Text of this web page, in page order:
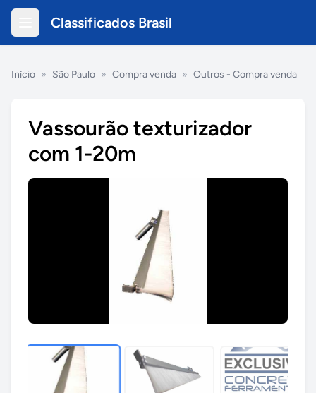
Classificados Brasil
Início » São Paulo » Compra venda » Outros - Compra venda
Vassourão texturizador
com 1-20m